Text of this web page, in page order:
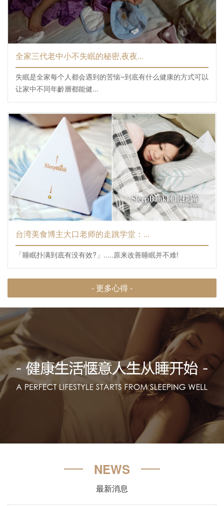
全家三代老中小不失眠的秘密,夜夜...
失眠是全家每个人都会遇到的苦恼~到底有什么健康的方式可以
让家中不同年齡層都能健...
台湾美食博主大口老师的走跳学堂：...
「睡眠扑满到底有没有效?」.....原来改善睡眠并不难!
- 更多心得 -
NEWS
最新消息